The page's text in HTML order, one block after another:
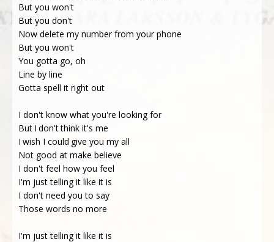
But you won't
But you don't
Now delete my number from your phone
But you won't
You gotta go, oh
Line by line
Gotta spell it right out
I don't know what you're looking for
But I don't think it's me
I wish I could give you my all
Not good at make believe
I don't feel how you feel
I'm just telling it like it is
I don't need you to say
Those words no more
I'm just telling it like it is